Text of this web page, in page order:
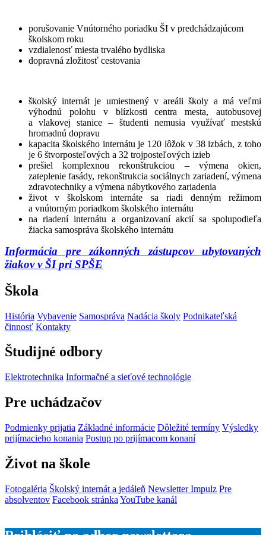
porušovanie Vnútorného poriadku ŠI v predchádzajúcom
školskom roku
vzdialenosť miesta trvalého bydliska
dopravná zložitosť cestovania
školský internát je umiestnený v areáli školy a má veľmi
výhodnú polohu v blízkosti centra mesta, autobusovej
a vlakovej stanice – študenti nemusia využívať mestskú
hromadnú dopravu
kapacita školského internátu je 120 lôžok v 38 izbách, z toho
je 6 štvorposteľových a 32 trojposteľových izieb
prešiel komplexnou rekonštrukciou – výmena okien,
zateplenie fasády, rekonštrukcia sociálnych zariadení, výmena
zdravotechniky a výmena nábytkového zariadenia
život v školskom internáte sa riadi denným režimom
a vnútorným poriadkom školského internátu
na riadení internátu a organizovaní akcií sa spolupodieľa
žiacka samospráva školského internátu
Informácia pre zákonných zástupcov ubytovaných
žiakov v ŠI pri SPŠE
Škola
História Vybavenie Samospráva Nadácia školy Podnikateľská
činnosť Kontakty
Študijné odbory
Elektrotechnika Informačné a sieťové technológie
Pre uchádzačov
Podmienky prijatia Základné informácie Dôležité termíny Výsledky
prijímacieho konania Postup po prijímacom konaní
Život na škole
Fotogaléria Školský internát a jedáleň Newsletter Impulz Pre
absolventov Facebook stránka YouTube kanál